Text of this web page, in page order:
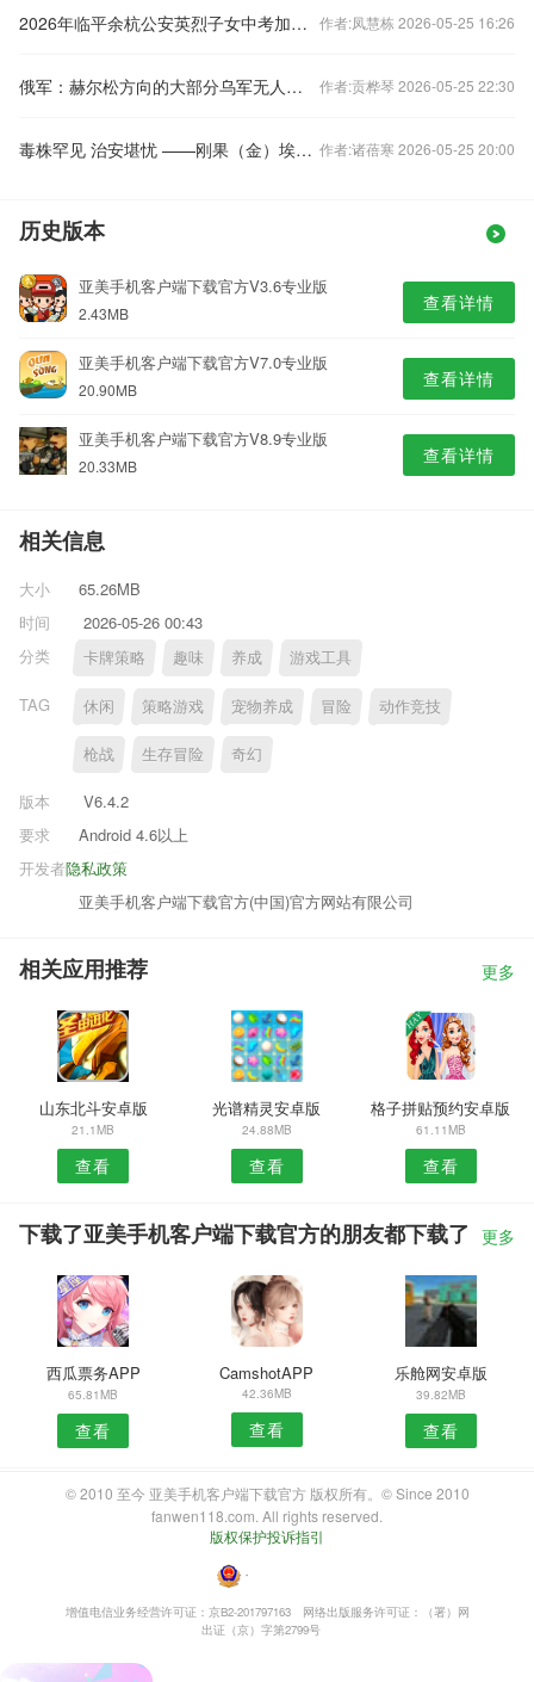
2026年临平余杭公安英烈子女中考加分政策 作者:凤慧栋 2026-05-25 16:26
俄军：赫尔松方向的大部分乌军无人机由北约国家制造 作者:贡桦琴 2026-05-25 22:30
毒株罕见 治安堪忧 ——刚果（金）埃博拉疫情防控面临多重挑战 作者:诸蓓寒 2026-05-25 20:00
历史版本
亚美手机客户端下载官方V3.6专业版
2.43MB 查看详情
亚美手机客户端下载官方V7.0专业版
20.90MB 查看详情
亚美手机客户端下载官方V8.9专业版
20.33MB 查看详情
相关信息
大小
65.26MB
时间
2026-05-26 00:43
分类
卡牌策略 趣味 养成 游戏工具
TAG 休闲 策略游戏 宠物养成 冒险 动作竞技
枪战 生存冒险 奇幻
版本
V6.4.2
要求
Android 4.6以上
隐私政策
开发者
亚美手机客户端下载官方(中国)官方网站有限公司
相关应用推荐 更多
山东北斗安卓版
21.1MB
查看
光谱精灵安卓版
24.88MB
查看
格子拼贴预约安卓版
61.11MB
查看
下载了亚美手机客户端下载官方的朋友都下载了 更多
西瓜票务APP
65.81MB
查看
CamshotAPP
42.36MB
查看
乐舱网安卓版
39.82MB
查看
© 2010 至今 亚美手机客户端下载官方 版权所有。© Since 2010
fanwen118.com. All rights reserved.
版权保护投诉指引
・
增值电信业务经营许可证：京B2-201797163
网络出版服务许可证：（署）网
出证（京）字第2799号